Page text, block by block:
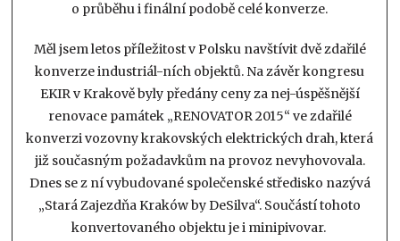
o průběhu i finální podobě celé konverze.
Měl jsem letos příležitost v Polsku navštívit dvě zdařilé
konverze industriál-ních objektů. Na závěr kongresu
EKIR v Krakově byly předány ceny za nej-úspěšnější
renovace památek „RENOVATOR 2015“ ve zdařilé
konverzi vozovny krakovských elektrických drah, která
již současným požadavkům na provoz nevyhovovala.
Dnes se z ní vybudované společenské středisko nazývá
„Stará Zajezdňa Kraków by DeSilva“. Součástí tohoto
konvertovaného objektu je i minipivovar.